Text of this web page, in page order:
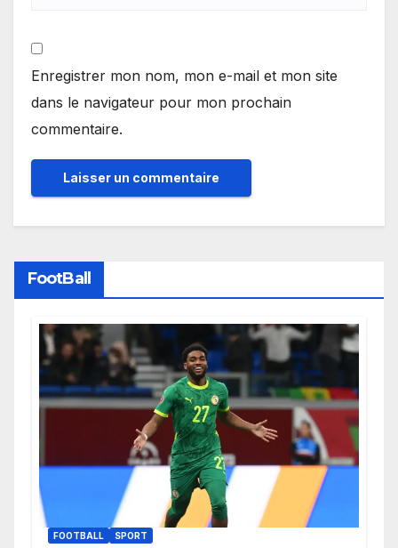
Enregistrer mon nom, mon e-mail et mon site
dans le navigateur pour mon prochain
commentaire.
FootBall
FOOTBALL SPORT